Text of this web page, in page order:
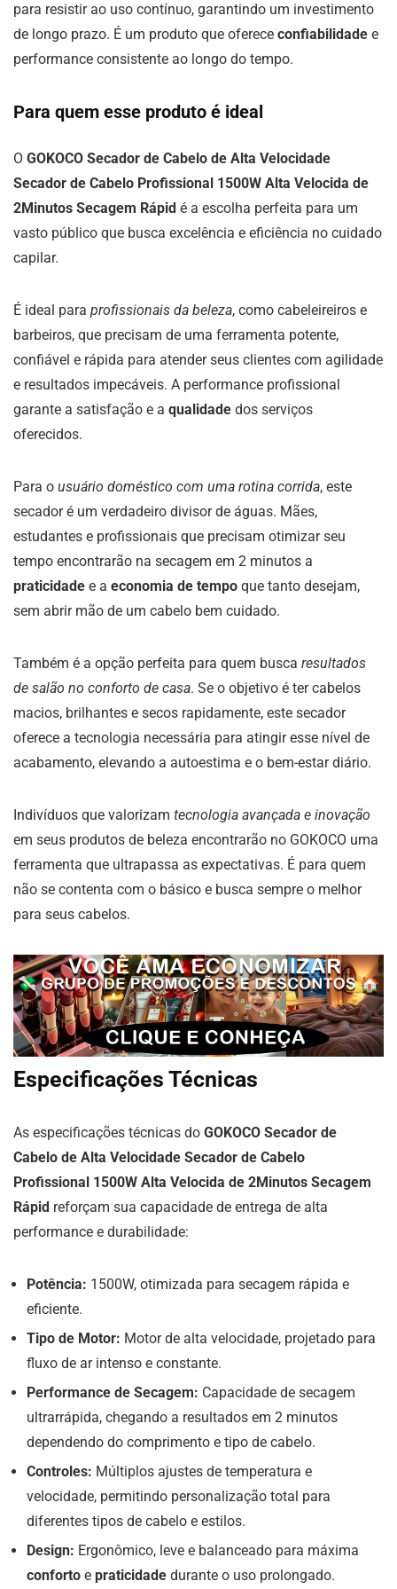
para resistir ao uso contínuo, garantindo um investimento
de longo prazo. É um produto que oferece confiabilidade e
performance consistente ao longo do tempo.
Para quem esse produto é ideal
O GOKOCO Secador de Cabelo de Alta Velocidade
Secador de Cabelo Profissional 1500W Alta Velocida de
2Minutos Secagem Rápid é a escolha perfeita para um
vasto público que busca excelência e eficiência no cuidado
capilar.
É ideal para profissionais da beleza, como cabeleireiros e
barbeiros, que precisam de uma ferramenta potente,
confiável e rápida para atender seus clientes com agilidade
e resultados impecáveis. A performance profissional
garante a satisfação e a qualidade dos serviços
oferecidos.
Para o usuário doméstico com uma rotina corrida, este
secador é um verdadeiro divisor de águas. Mães,
estudantes e profissionais que precisam otimizar seu
tempo encontrarão na secagem em 2 minutos a
praticidade e a economia de tempo que tanto desejam,
sem abrir mão de um cabelo bem cuidado.
Também é a opção perfeita para quem busca resultados
de salão no conforto de casa. Se o objetivo é ter cabelos
macios, brilhantes e secos rapidamente, este secador
oferece a tecnologia necessária para atingir esse nível de
acabamento, elevando a autoestima e o bem-estar diário.
Indivíduos que valorizam tecnologia avançada e inovação
em seus produtos de beleza encontrarão no GOKOCO uma
ferramenta que ultrapassa as expectativas. É para quem
não se contenta com o básico e busca sempre o melhor
para seus cabelos.
Especificações Técnicas
As especificações técnicas do GOKOCO Secador de
Cabelo de Alta Velocidade Secador de Cabelo
Profissional 1500W Alta Velocida de 2Minutos Secagem
Rápid reforçam sua capacidade de entrega de alta
performance e durabilidade:
Potência: 1500W, otimizada para secagem rápida e
eficiente.
Tipo de Motor: Motor de alta velocidade, projetado para
fluxo de ar intenso e constante.
Performance de Secagem: Capacidade de secagem
ultrarrápida, chegando a resultados em 2 minutos
dependendo do comprimento e tipo de cabelo.
Controles: Múltiplos ajustes de temperatura e
velocidade, permitindo personalização total para
diferentes tipos de cabelo e estilos.
Design: Ergonômico, leve e balanceado para máxima
conforto e praticidade durante o uso prolongado.